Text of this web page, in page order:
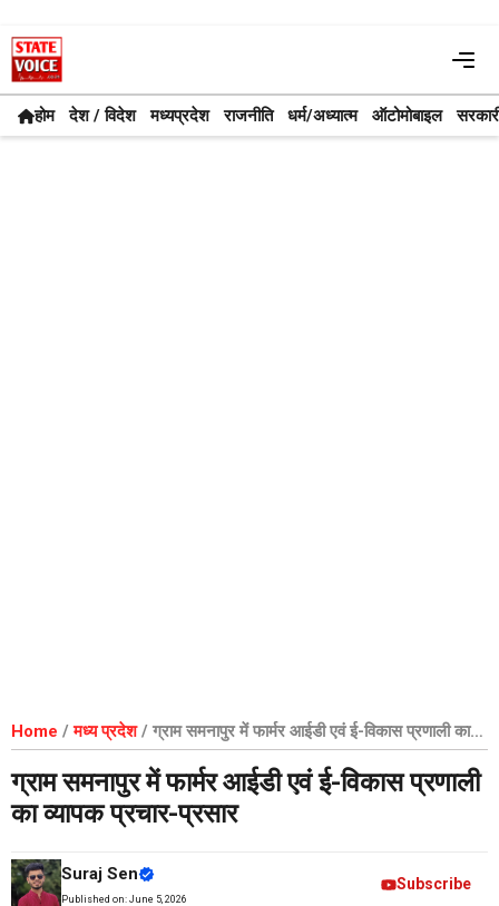
Skip
to
content
होम देश / विदेश मध्यप्रदेश राजनीति धर्म/अध्यात्म ऑटोमोबाइल
Home /मध्य प्रदेश/ ग्राम समनापुर में फार्मर आईडी एवं ई-विकास प्रणाली का
व्यापक प्रचार-प्रसार
ग्राम समनापुर में फार्मर आईडी एवं ई-विकास प्रणाली
का व्यापक प्रचार-प्रसार
Suraj Sen
Published on: June 5, 2026
Subscribe